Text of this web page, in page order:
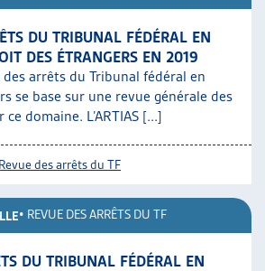
DU TRIBUNAL FÉDÉRAL EN
DES ÉTRANGERS EN 2019
arrêts du Tribunal fédéral en
se base sur une revue générale des
domaine. L’ARTIAS [...]
Revue des arrêts du TF
• REVUE DES ARRÊTS DU TF
DU TRIBUNAL FÉDÉRAL EN